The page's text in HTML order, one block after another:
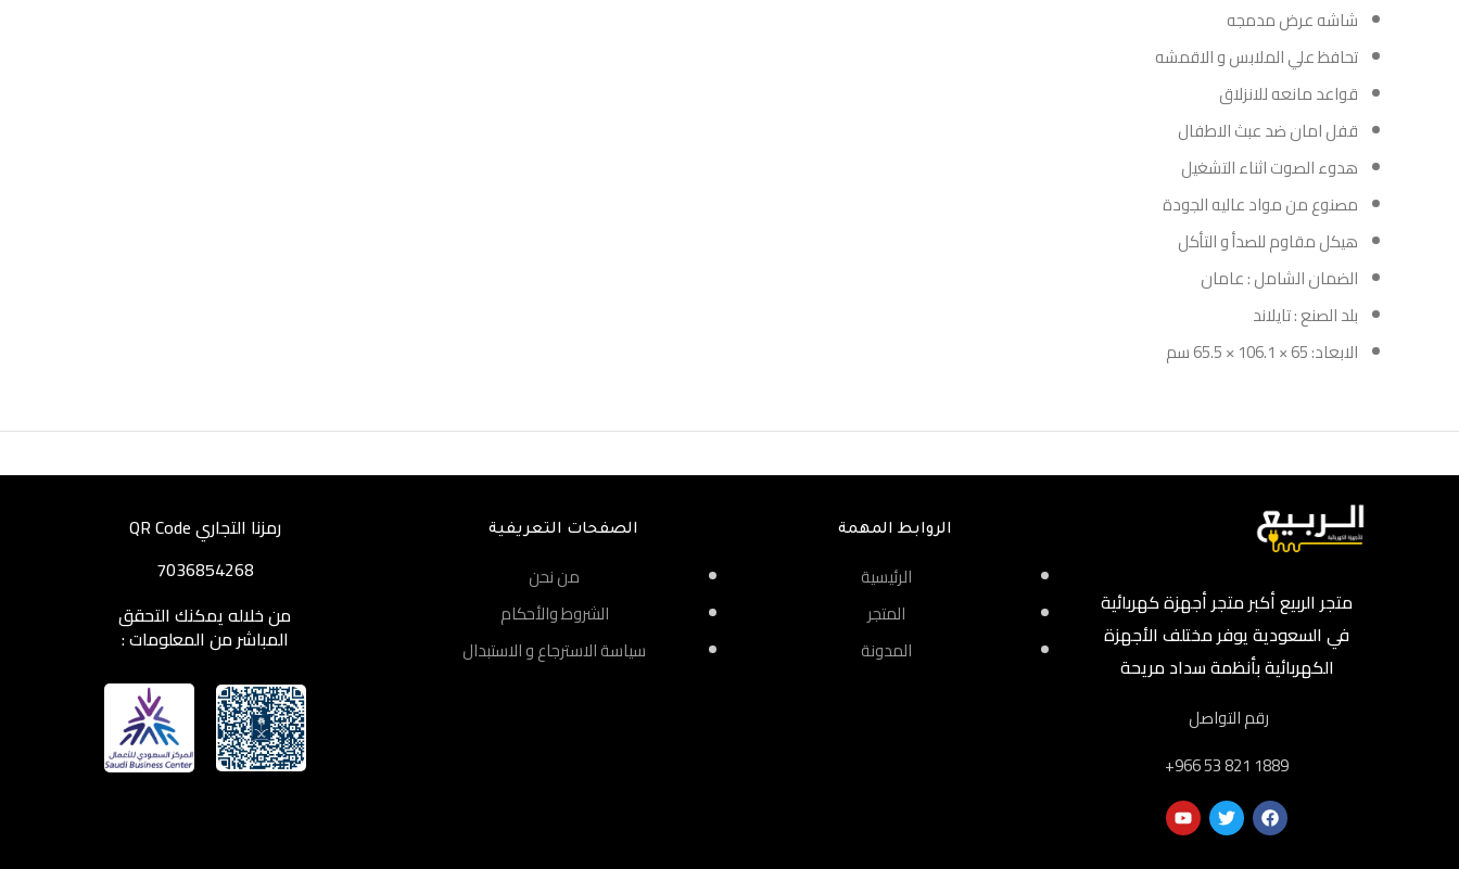
شاشه عرض مدمجه
تحافظ علي الملابس و الاقمشه
قواعد مانعه للانزلاق
قفل امان ضد عبث الاطفال
هدوء الصوت اثناء التشغيل
مصنوع من مواد عاليه الجودة
هيكل مقاوم للصدأ و التأكل
الضمان الشامل : عامان
بلد الصنع : تايلاند
الابعاد: 65 × 106.1 × 65.5 سم
متجر الربيع أكبر متجر أجهزة كهربائية
في السعودية يوفر مختلف الأجهزة
الكهربائية بأنظمة سداد مريحة
رقم التواصل
‎+966 53 821 1889
الروابط المهمة
الرئيسية
المتجر
المدونة
الصفحات التعريفية
من نحن
الشروط والأحكام
سياسة الاسترجاع و الاستبدال
رمزنا التجاري QR Code
7036854268
من خلاله يمكنك التحقق
المباشر من المعلومات :